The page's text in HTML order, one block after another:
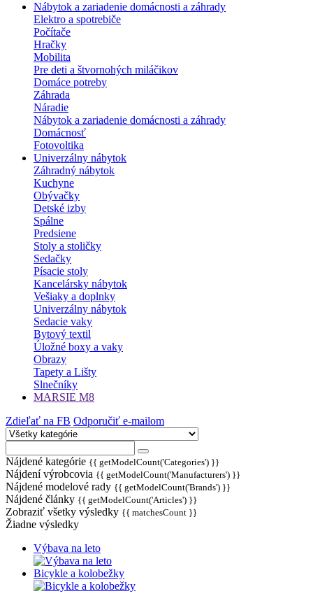
Nábytok a zariadenie domácnosti a záhrady
Elektro a spotrebiče
Počítače
Hračky
Mobilita
Pre deti a štvornohých miláčikov
Domáce potreby
Záhrada
Náradie
Nábytok a zariadenie domácnosti a záhrady
Domácnosť
Fotovoltika
Univerzálny nábytok
Záhradný nábytok
Kuchyne
Obývačky
Detské izby
Spálne
Predsiene
Stoly a stoličky
Sedačky
Písacie stoly
Kancelársky nábytok
Vešiaky a doplnky
Univerzálny nábytok
Sedacie vaky
Bytový textil
Úložné boxy a vaky
Obrazy
Tapety a Lišty
Slnečníky
MARSIE M8
Zdieľať na FB Odporučiť e-mailom
Nájdené kategórie {{ getModelCount('Categories') }}
Nájdení výrobcovia {{ getModelCount('Manufacturers') }}
Nájdené modelové rady {{ getModelCount('Brands') }}
Nájdené články {{ getModelCount('Articles') }}
Zobraziť všetky výsledky {{ matchesCount }}
Žiadne výsledky
Výbava na leto
Bicykle a kolobežky